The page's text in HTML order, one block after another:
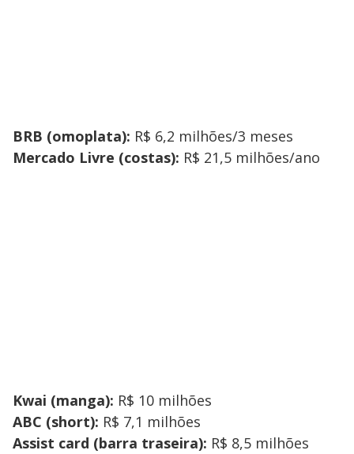
BRB (omoplata): R$ 6,2 milhões/3 meses
Mercado Livre (costas): R$ 21,5 milhões/ano
Kwai (manga): R$ 10 milhões
ABC (short): R$ 7,1 milhões
Assist card (barra traseira): R$ 8,5 milhões